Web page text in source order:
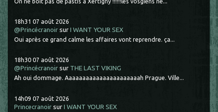
18h31 07 août 2026
@Princécranoir surI WANT YOUR SEX
Oui après ce grand calme les affaires vont reprendre. ça...
18h30 07 août 2026
@Princécranoir sur THE LAST VIKING
Ah oui dommage. Aaaaaaaaaaaaaaaaaaaaaah Prague. Ville...
14h09 07 août 2026
Princecranoir surI WANT YOUR SEX